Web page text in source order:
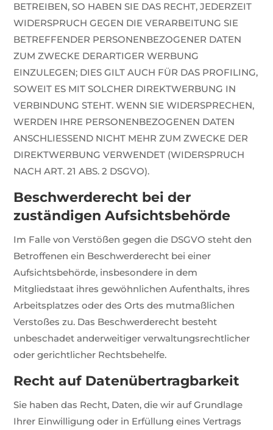
BETREIBEN, SO HABEN SIE DAS RECHT, JEDERZEIT
WIDERSPRUCH GEGEN DIE VERARBEITUNG SIE
BETREFFENDER PERSONENBEZOGENER DATEN
ZUM ZWECKE DERARTIGER WERBUNG
EINZULEGEN; DIES GILT AUCH FÜR DAS PROFILING,
SOWEIT ES MIT SOLCHER DIREKTWERBUNG IN
VERBINDUNG STEHT. WENN SIE WIDERSPRECHEN,
WERDEN IHRE PERSONENBEZOGENEN DATEN
ANSCHLIESSEND NICHT MEHR ZUM ZWECKE DER
DIREKTWERBUNG VERWENDET (WIDERSPRUCH
NACH ART. 21 ABS. 2 DSGVO).
Beschwerde­recht bei der
zuständigen Aufsichts­behörde
Im Falle von Verstößen gegen die DSGVO steht den
Betroffenen ein Beschwerderecht bei einer
Aufsichtsbehörde, insbesondere in dem
Mitgliedstaat ihres gewöhnlichen Aufenthalts, ihres
Arbeitsplatzes oder des Orts des mutmaßlichen
Verstoßes zu. Das Beschwerderecht besteht
unbeschadet anderweitiger verwaltungsrechtlicher
oder gerichtlicher Rechtsbehelfe.
Recht auf Daten­übertrag­barkeit
Sie haben das Recht, Daten, die wir auf Grundlage
Ihrer Einwilligung oder in Erfüllung eines Vertrags